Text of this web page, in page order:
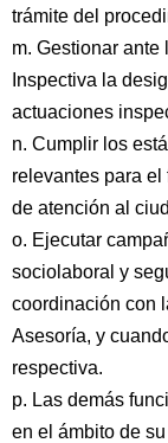
trámite del
m. Gestionar
Inspectiva la
actuaciones
n. Cumplir los
relevantes para
de atención al
o. Ejecutar
sociolaboral y
coordinación con
Asesoría, y
respectiva.
p. Las demás
en el ámbito de